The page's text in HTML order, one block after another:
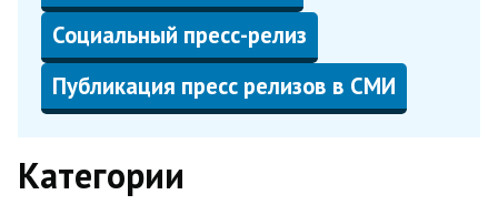
Социальный пресс-релиз
Публикация пресс релизов в СМИ
Категории